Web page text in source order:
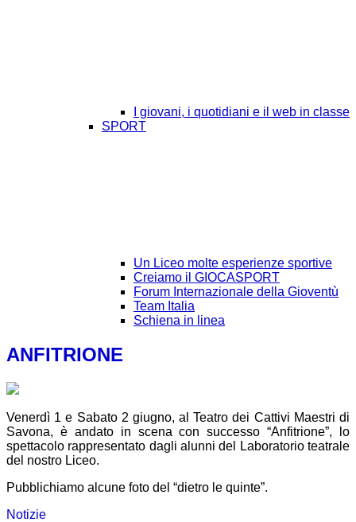
I giovani, i quotidiani e il web in classe
SPORT
Un Liceo molte esperienze sportive
Creiamo il GIOCASPORT
Forum Internazionale della Gioventù
Team Italia
Schiena in linea
ANFITRIONE
Venerdì 1 e Sabato 2 giugno, al Teatro dei Cattivi Maestri di
Savona, è andato in scena con successo “Anfitrione”, lo
spettacolo rappresentato dagli alunni del Laboratorio teatrale
del nostro Liceo.
Pubblichiamo alcune foto del “dietro le quinte”.
Notizie